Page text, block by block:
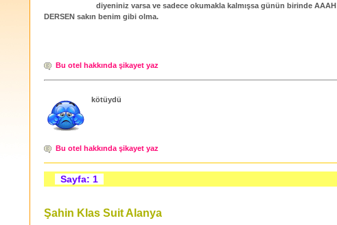
diyeniniz varsa ve sadece okumakla kalmışsa günün birinde AAAH
DERSEN sakın benim gibi olma.
Bu otel hakkında şikayet yaz
kötüydü
Bu otel hakkında şikayet yaz
Sayfa: 1
Şahin Klas Suit Alanya